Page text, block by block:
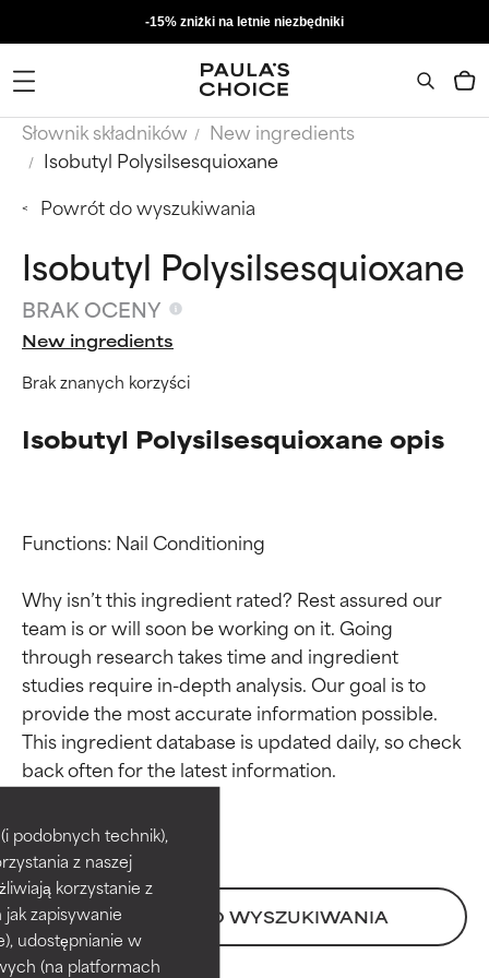
podobnych technik),
z naszej
korzystanie z
zapisywanie
udostępnianie w
(na platformach
-15% zniżki na letnie niezbędniki
Słownik składników
New ingredients
Isobutyl Polysilsesquioxane
Powrót do wyszukiwania
Isobutyl Polysilsesquioxane
BRAK OCENY
New ingredients
Brak znanych korzyści
Isobutyl Polysilsesquioxane opis
Functions: Nail Conditioning
Why isn’t this ingredient rated? Rest assured our
team is or will soon be working on it. Going
through research takes time and ingredient
studies require in-depth analysis. Our goal is to
provide the most accurate information possible.
This ingredient database is updated daily, so check
POWRÓT DO WYSZUKIWANIA
Oceny składników
BEST
Udowodnione i potwierdzone
przez niezależne badania.
Wyjątkowy składnik aktywny
odpowiedni dla większości
typów skóry i problemów
Oceny składników
BEST
Udowodnione i potwierdzone
przez niezależne badania.
Wyjątkowy składnik aktywny
odpowiedni dla większości
typów skóry i problemów